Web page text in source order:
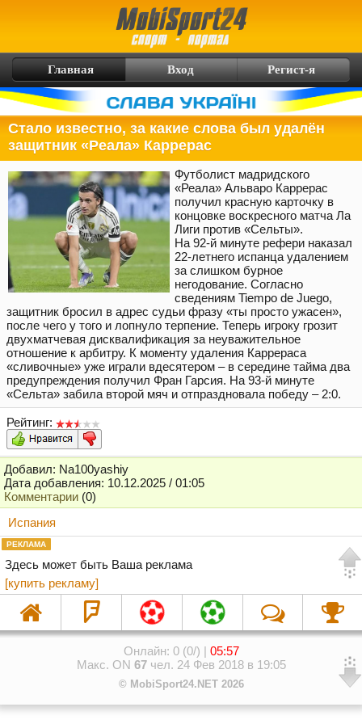
Главная Вход Регист-я
Стало известно, за какие слова был удалён
защитник «Реала» Каррерас
Футболист мадридского
«Реала» Альваро Каррерас
получил красную карточку в
концовке воскресного матча Ла
Лиги против «Сельты».
На 92-й минуте рефери наказал
22-летнего испанца удалением
за слишком бурное
негодование. Согласно
сведениям Tiempo de Juego,
защитник бросил в адрес судьи фразу «ты просто ужасен»,
после чего у того и лопнуло терпение. Теперь игроку грозит
двухматчевая дисквалификация за неуважительное
отношение к арбитру. К моменту удаления Каррераса
«сливочные» уже играли вдесятером – в середине тайма два
предупреждения получил Фран Гарсия. На 93-й минуте
«Сельта» забила второй мяч и отпраздновала победу – 2:0.
Рейтинг:
Добавил: Na100yashiy
Дата добавления: 10.12.2025 / 01:05
Комментарии (0)
Испания
РЕКЛАМА
Здесь может быть Ваша реклама
[купить рекламу]
Онлайн: 0 (0/) | 05:57
Макс. ON 67чел. 24 Фев 2018 в 19:05
© MobiSport24.NET 2026